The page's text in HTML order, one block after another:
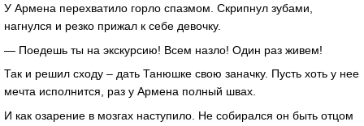
У Армена перехватило горло спазмом. Скрипнул зубами,
нагнулся и резко прижал к себе девочку.
— Поедешь ты на экскурсию! Всем назло! Один раз живем!
Так и решил сходу – дать Танюшке свою заначку. Пусть хоть у нее
мечта исполнится, раз у Армена полный швах.
И как озарение в мозгах наступило. Не собирался он быть отцом